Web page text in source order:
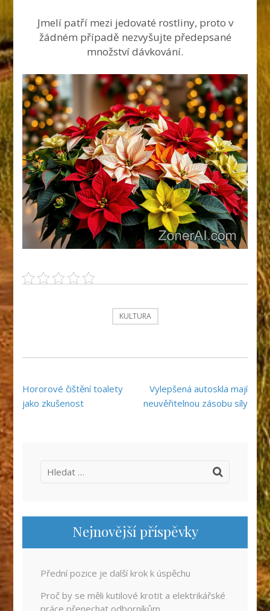
Jmelí patří mezi jedovaté rostliny, proto v
žádném případě nezvyšujte předepsané
množství dávkování.
KULTURA
Navigace
pro
Hororové čištění toalety
jako zkušenost
Vylepšená autoskla mají
neuvěřitelnou zásobu síly
Vyhledávání
Nejnovější příspěvky
Přední pozice je další krok k úspěchu
Proč by se měli kutilové krotit a elektrikářské